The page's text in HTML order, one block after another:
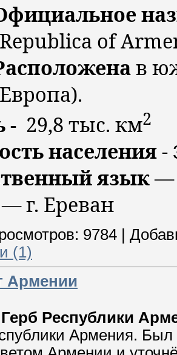
Republica of
в
- 29,8 тыс. км2
населения-
язык—
— г. Ереван
9784
(1)
Армении
Рeспублики
Армения. Был